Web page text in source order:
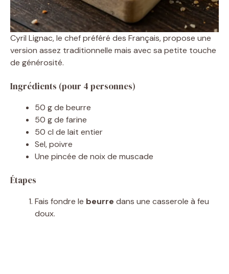
Cyril Lignac, le chef préféré des Français, propose une
version assez traditionnelle mais avec sa petite touche
de générosité.
Ingrédients (pour 4 personnes)
50 g de beurre
50 g de farine
50 cl de lait entier
Sel, poivre
Une pincée de noix de muscade
Étapes
Fais fondre le beurre dans une casserole à feu
doux.